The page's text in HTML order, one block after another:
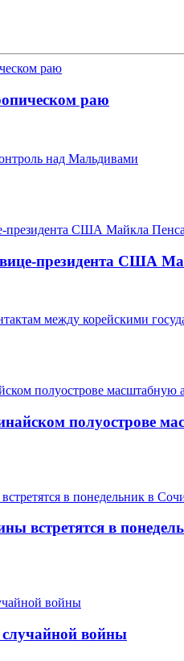
раю
над Мальдивами
президента США
между корейскими
полуострове
встретятся в
войны